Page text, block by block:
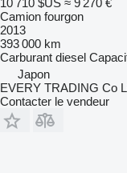
Camion fourgon
2013
393 000 km
Carburant diesel
Japon
EVERY TRADING Co
Contacter le vendeur